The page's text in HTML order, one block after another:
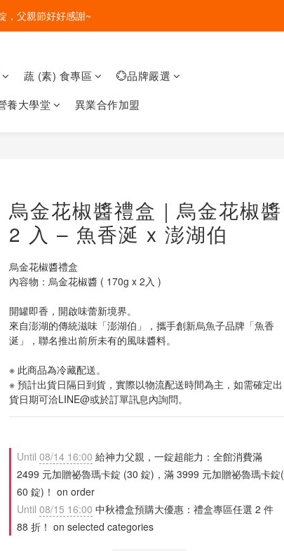
物金🎁一起好好吃菜~
父親節好好感謝~
蔬 (素) 食專區
💮品牌嚴選
養大學堂 異業合作加盟
烏金花椒醬禮盒｜烏金花椒醬
2 入 – 魚香涎 x 澎湖伯
烏金花椒醬禮盒
內容物：烏金花椒醬 ( 170g x 2入 )
開罐即香，開啟味蕾新境界。
來自澎湖的傳統滋味「澎湖伯」，攜手創新烏魚子品牌「魚香
涎」，聯名推出前所未有的風味醬料。
※ 此商品為冷藏配送。
※ 預計出貨日隔日到貨，實際以物流配送時間為主，如需確定出
貨日期可洽LINE@或於訂單訊息內詢問。
Until 08/14 16:00 給神力父親，一錠超能力：全館消費滿
2499 元加贈祕魯瑪卡錠 (30 錠)，滿 3999 元加贈祕魯瑪卡錠(
60 錠)！ on order
Until 08/15 16:00 中秋禮盒預購大優惠：禮盒專區任選 2 件
88 折！ on selected categories